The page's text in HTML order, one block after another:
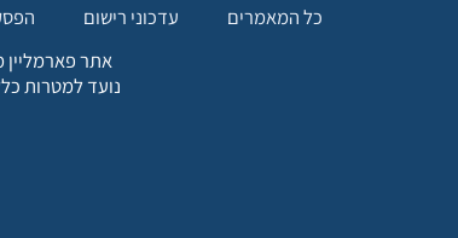
כל המאמרים עדכוני רישום
אתר פארמליין
נועד למטרות